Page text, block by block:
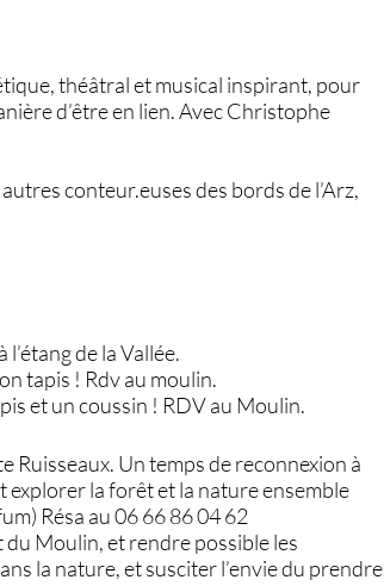
théâtral et musical inspirant, pour
d’être en lien. Avec Christophe
conteur.euses des bords de l’Arz,
de la Vallée.
tapis ! Rdv au moulin.
et un coussin ! RDV au Moulin.
Ruisseaux. Un temps de reconnexion à
explorer la forêt et la nature ensemble
Résa au 06 66 86 04 62
Moulin, et rendre possible les
la nature, et susciter l’envie du prendre